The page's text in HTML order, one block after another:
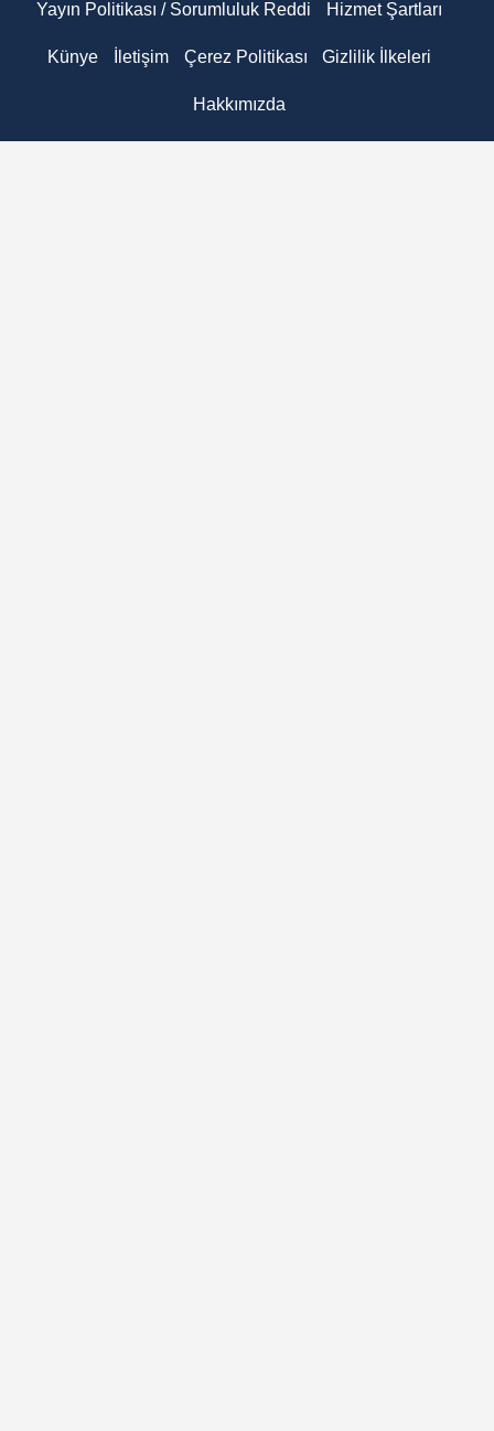
Yayın Politikası / Sorumluluk Reddi Hizmet Şartları
Künye İletişim Çerez Politikası Gizlilik İlkeleri
Hakkımızda